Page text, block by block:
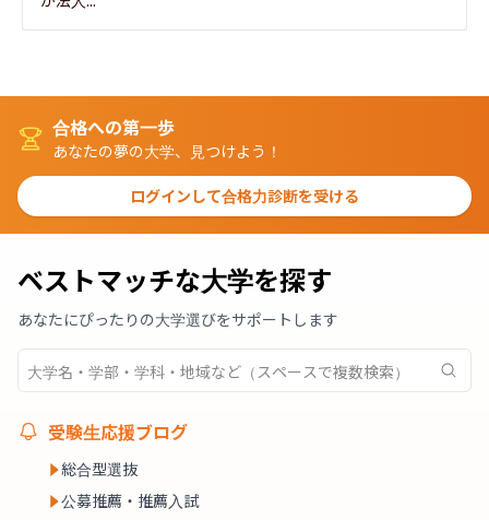
合格への第一歩
あなたの夢の大学、見つけよう！
ログインして合格力診断を受ける
ベストマッチな大学を探す
あなたにぴったりの大学選びをサポートします
受験生応援ブログ
総合型選抜
公募推薦・推薦入試